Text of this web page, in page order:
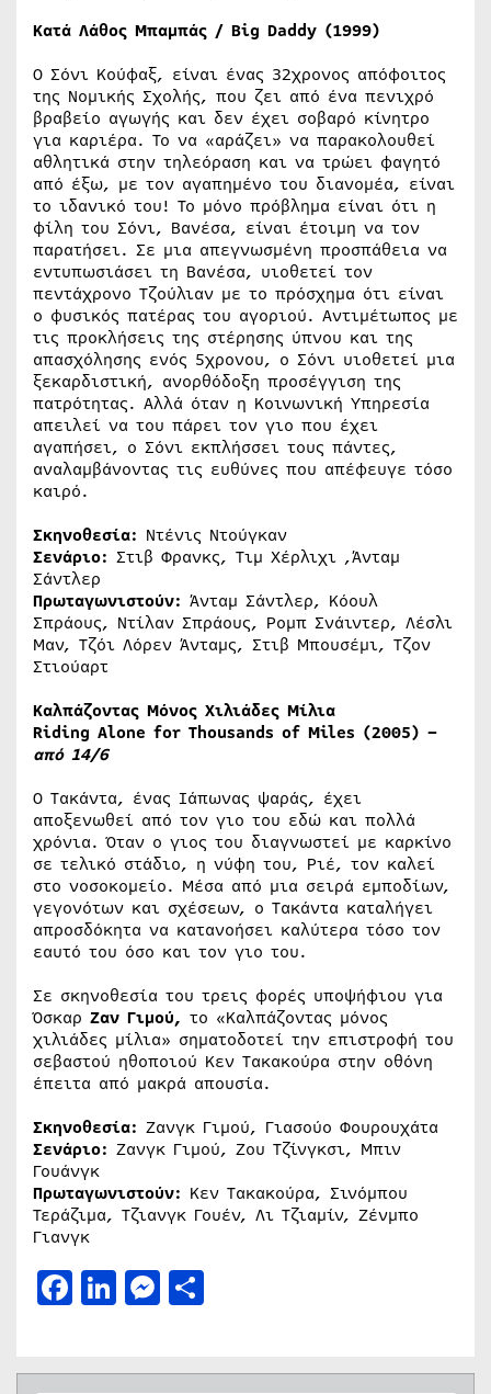
Κατά Λάθος Μπαμπάς / Big Daddy (1999)
Ο Σόνι Κούφαξ, είναι ένας 32χρονος απόφοιτος
της Νομικής Σχολής, που ζει από ένα πενιχρό
βραβείο αγωγής και δεν έχει σοβαρό κίνητρο
για καριέρα. Το να «αράζει» να παρακολουθεί
αθλητικά στην τηλεόραση και να τρώει φαγητό
από έξω, με τον αγαπημένο του διανομέα, είναι
το ιδανικό του! Το μόνο πρόβλημα είναι ότι η
φίλη του Σόνι, Βανέσα, είναι έτοιμη να τον
παρατήσει. Σε μια απεγνωσμένη προσπάθεια να
εντυπωσιάσει τη Βανέσα, υιοθετεί τον
πεντάχρονο Τζούλιαν με το πρόσχημα ότι είναι
ο φυσικός πατέρας του αγοριού. Αντιμέτωπος με
τις προκλήσεις της στέρησης ύπνου και της
απασχόλησης ενός 5χρονου, ο Σόνι υιοθετεί μια
ξεκαρδιστική, ανορθόδοξη προσέγγιση της
πατρότητας. Αλλά όταν η Κοινωνική Υπηρεσία
απειλεί να του πάρει τον γιο που έχει
αγαπήσει, ο Σόνι εκπλήσσει τους πάντες,
αναλαμβάνοντας τις ευθύνες που απέφευγε τόσο
καιρό.
Σκηνοθεσία: Ντένις Ντούγκαν
Σενάριο: Στιβ Φρανκς, Τιμ Χέρλιχι ,Άνταμ
Σάντλερ
Πρωταγωνιστούν: Άνταμ Σάντλερ, Κόουλ
Σπράους, Ντίλαν Σπράους, Ρομπ Σνάιντερ, Λέσλι
Μαν, Τζόι Λόρεν Άνταμς, Στιβ Μπουσέμι, Τζον
Στιούαρτ
Καλπάζοντας Μόνος Χιλιάδες Μίλια
Riding Alone for Thousands of Miles (2005) –
από14/6
Ο Τακάντα, ένας Ιάπωνας ψαράς, έχει
αποξενωθεί από τον γιο του εδώ και πολλά
χρόνια. Όταν ο γιος του διαγνωστεί με καρκίνο
σε τελικό στάδιο, η νύφη του, Ριέ, τον καλεί
στο νοσοκομείο. Μέσα από μια σειρά εμποδίων,
γεγονότων και σχέσεων, ο Τακάντα καταλήγει
απροσδόκητα να κατανοήσει καλύτερα τόσο τον
εαυτό του όσο και τον γιο του.
Σε σκηνοθεσία του τρεις φορές υποψήφιου για
Όσκαρ Ζαν Γιμού, το «Καλπάζοντας μόνος
χιλιάδες μίλια» σηματοδοτεί την επιστροφή του
σεβαστού ηθοποιού Κεν Τακακούρα στην οθόνη
έπειτα από μακρά απουσία.
Σκηνοθεσία: Ζανγκ Γιμού, Γιασούο Φουρουχάτα
Σενάριο: Ζανγκ Γιμού, Ζου Τζίνγκσι, Μπιν
Γουάνγκ
Πρωταγωνιστούν: Κεν Τακακούρα, Σινόμπου
Τεράζιμα, Τζιανγκ Γουέν, Λι Τζιαμίν, Ζένμπο
Γιανγκ
Facebook
LinkedIn
Messenger